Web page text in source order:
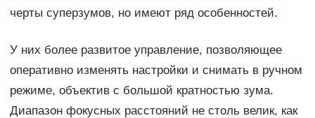
черты суперзумов, но имеют ряд особенностей.
У них более развитое управление, позволяющее
оперативно изменять настройки и снимать в ручном
режиме, объектив с большой кратностью зума.
Диапазон фокусных расстояний не столь велик, как